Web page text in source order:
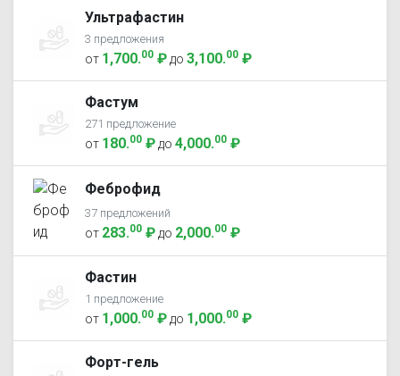
Ультрафастин
3 предложения
от 1,700.00 ₽ до 3,100.00 ₽
Фастум
271 предложение
от 180.00 ₽ до 4,000.00 ₽
Феброфид
37 предложений
от 283.00 ₽ до 2,000.00 ₽
Фастин
1 предложение
от 1,000.00 ₽ до 1,000.00 ₽
Форт-гель